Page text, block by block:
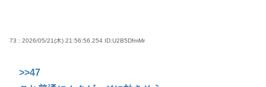
73 : 2026/05/21(木) 21:56:56.254 ID:U2B5DfmMr
>>47